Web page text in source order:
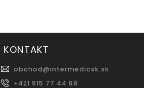
KONTAKT
obchod@intermedicsk.sk
+421 915 77 44 88